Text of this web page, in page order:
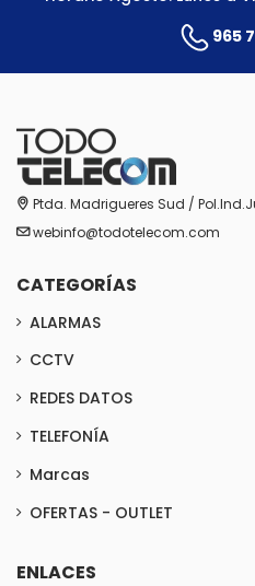
965
Ptda. Madrigueres Sud /
webinfo@todotelecom.com
CATEGORÍAS
ALARMAS
CCTV
REDES DATOS
TELEFONÍA
Marcas
OFERTAS - OUTLET
ENLACES